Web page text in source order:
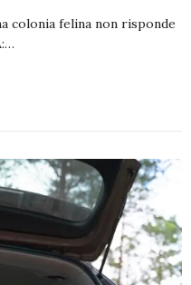
colonia felina non risponde